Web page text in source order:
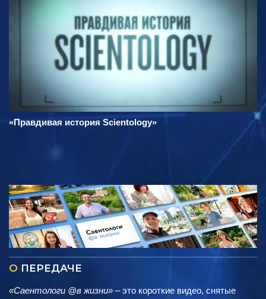
«Правдивая история Scientology»
О ПЕРЕДАЧЕ
«Саентологи @в жизни» – это короткие видео, снятые